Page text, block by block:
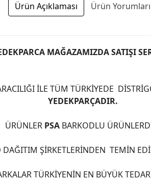
Ürün Açıklaması Ürün Yorumları
MAĞAZAMIZDA SATIŞI
İLE TÜM TÜRKİYEDE
YEDEKPARÇADIR.
ÜRÜNLER PSA BARKODLU
DAĞITIM ŞİRKETLERİNDEN TEMİN
TÜRKİYENİN EN BÜYÜK